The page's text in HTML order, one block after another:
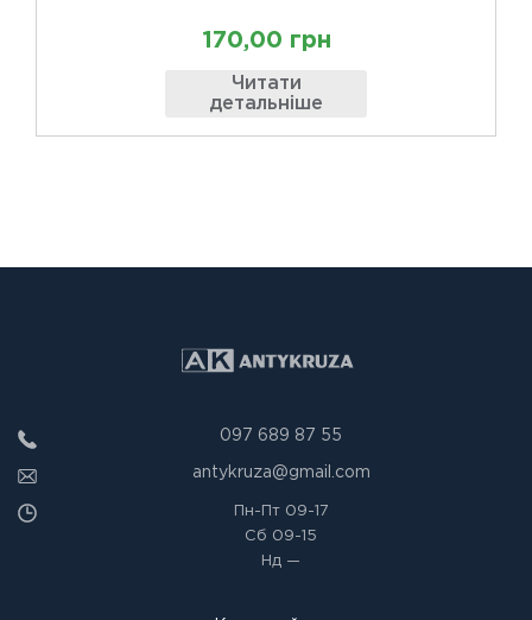
170,00 грн
Читати
детальніше
097 689 87 55
antykruza@gmail.com
Пн-Пт09-17
Сб 09-15
Нд —